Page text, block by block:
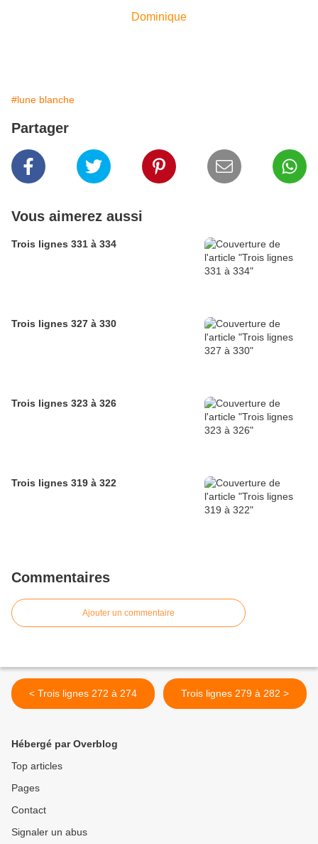
Dominique
#lune blanche
Partager
Vous aimerez aussi
Trois lignes 331 à 334
Trois lignes 327 à 330
Trois lignes 323 à 326
Trois lignes 319 à 322
Commentaires
Ajouter un commentaire
< Trois lignes 272 à 274 Trois lignes 279 à 282 >
Hébergé par Overblog
Top articles
Pages
Contact
Signaler un abus